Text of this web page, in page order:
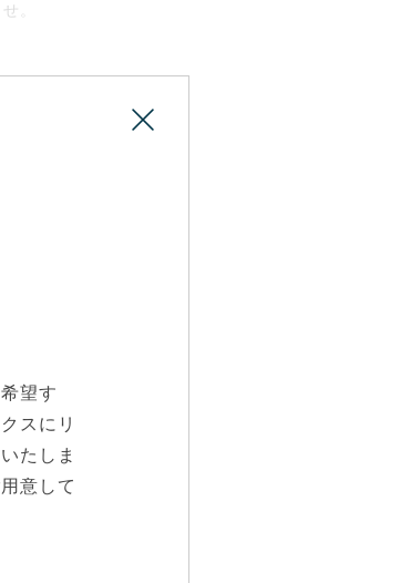
。
望す
スにリ
たしま
意して